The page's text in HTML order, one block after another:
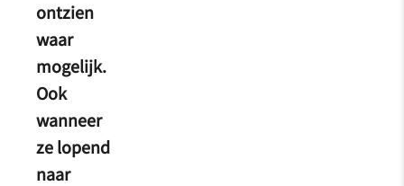
ontzien
waar
mogelijk.
Ook
wanneer
ze lopend
naar